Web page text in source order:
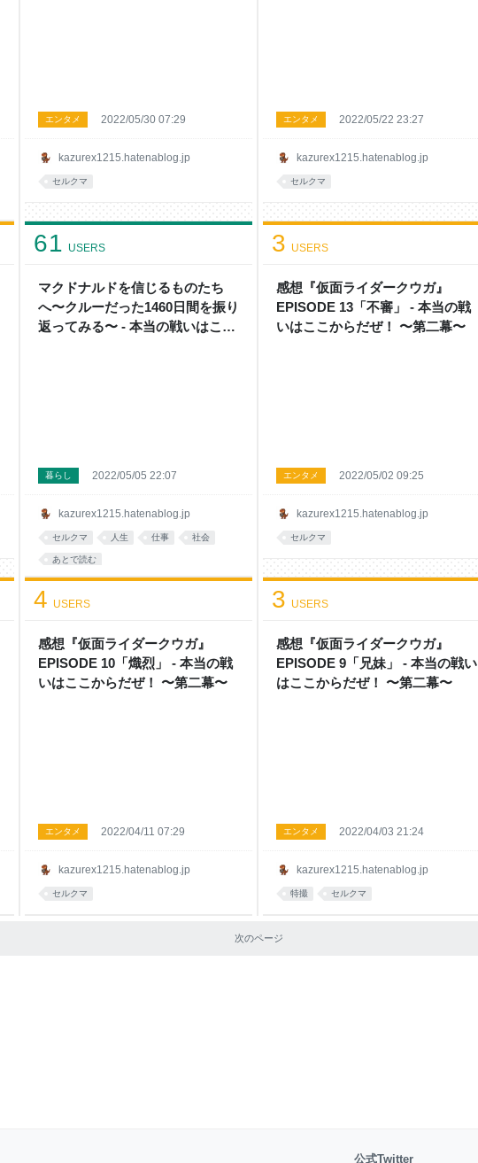
kazurex1215.hatenablog.jp
エンタメ 2022/05/30 07:29
セルクマ
kazurex1215.hatenablog.jp
エンタメ 2022/05/22 23:27
セルクマ
マクドナルドを信じるものたち
へ〜クルーだった1460日間を振り
返ってみる〜 - 本当の戦いはここ
61 USERS
kazurex1215.hatenablog.jp
暮らし 2022/05/05 22:07
セルクマ 人生 仕事 社会
あとで読む
感想『仮面ライダークウガ』
EPISODE 13「不審」 - 本当の戦
いはここからだぜ！ 〜第二幕〜
3 USERS
kazurex1215.hatenablog.jp
エンタメ 2022/05/02 09:25
セルクマ
感想『仮面ライダークウガ』
EPISODE 10「熾烈」 - 本当の戦
いはここからだぜ！ 〜第二幕〜
4 USERS
kazurex1215.hatenablog.jp
エンタメ 2022/04/11 07:29
セルクマ
感想『仮面ライダークウガ』
EPISODE 9「兄妹」 - 本当の戦い
はここからだぜ！ 〜第二幕〜
3 USERS
kazurex1215.hatenablog.jp
エンタメ 2022/04/03 21:24
特撮 セルクマ
次のページ
公式Twitter